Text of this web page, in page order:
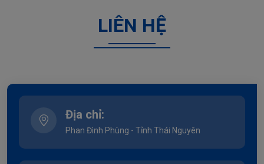
LIÊN HỆ
Địa chỉ:
Phan Đình Phùng - Tỉnh Thái Nguyên